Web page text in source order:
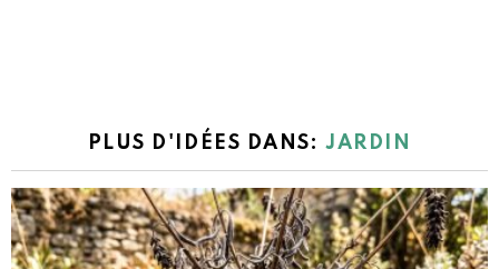
PLUS D'IDÉES DANS:JARDIN